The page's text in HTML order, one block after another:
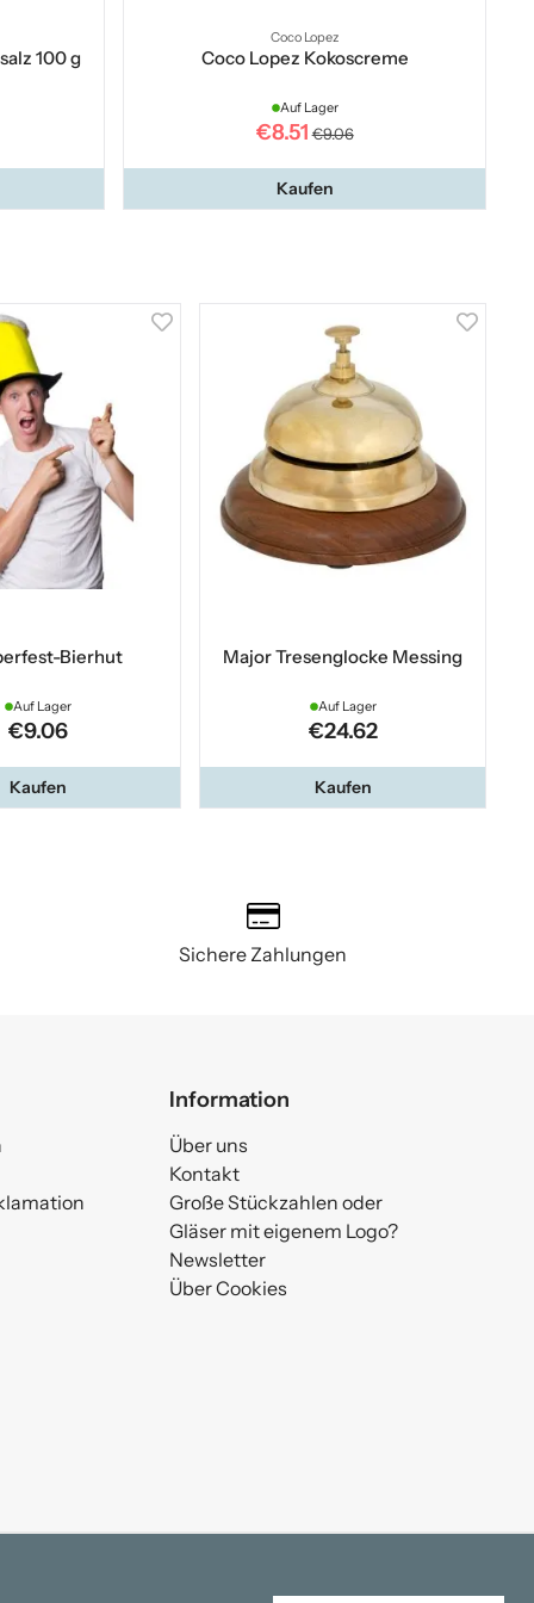
100 g
Coco Lopez
Coco Lopez Kokoscreme
Auf Lager
€8.51 €9.06
Kaufen
Bierhut
Auf Lager
€9.06
Kaufen
Major Tresenglocke Messing
Auf Lager
€24.62
Kaufen
Sichere Zahlungen
Information
Über uns
Kontakt
Große Stückzahlen oder
Gläser mit eigenem Logo?
Newsletter
Über Cookies